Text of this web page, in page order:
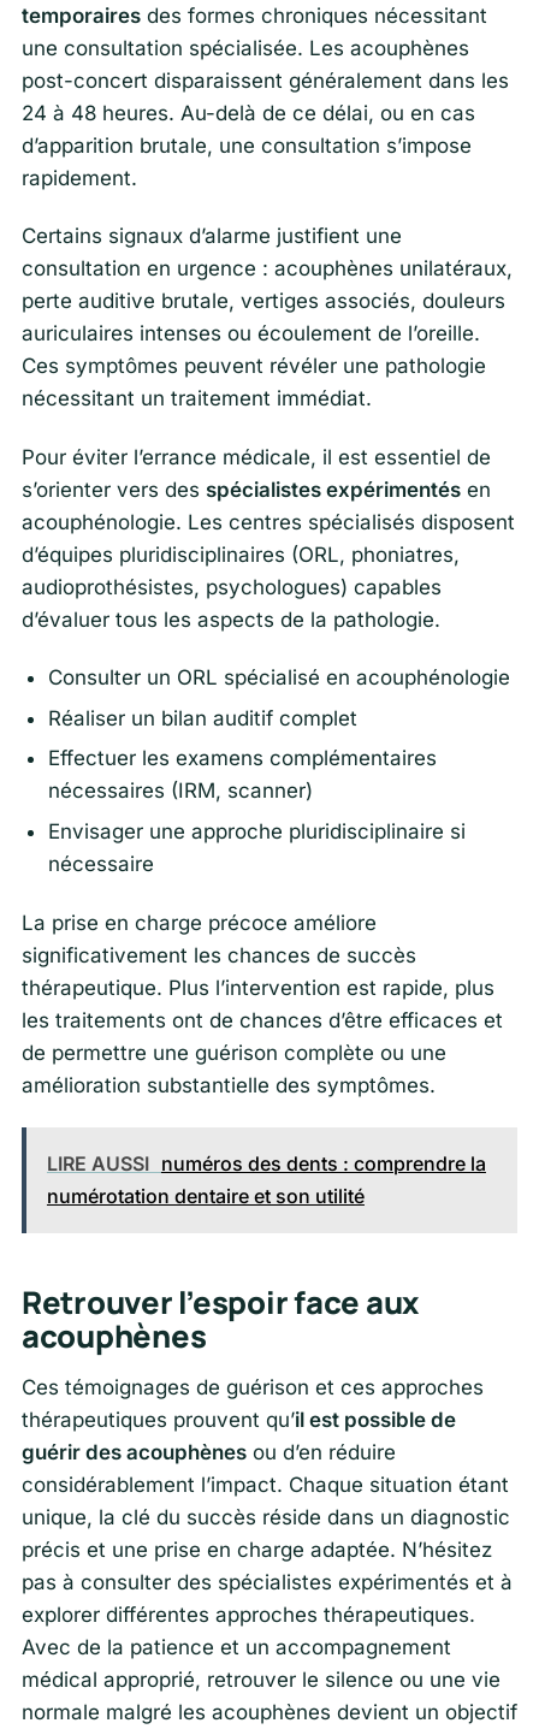
temporaires des formes chroniques nécessitant
une consultation spécialisée. Les acouphènes
post-concert disparaissent généralement dans les
24 à 48 heures. Au-delà de ce délai, ou en cas
d’apparition brutale, une consultation s’impose
rapidement.
Certains signaux d’alarme justifient une
consultation en urgence : acouphènes unilatéraux,
perte auditive brutale, vertiges associés, douleurs
auriculaires intenses ou écoulement de l’oreille.
Ces symptômes peuvent révéler une pathologie
nécessitant un traitement immédiat.
Pour éviter l’errance médicale, il est essentiel de
s’orienter vers des spécialistes expérimentés en
acouphénologie. Les centres spécialisés disposent
d’équipes pluridisciplinaires (ORL, phoniatres,
audioprothésistes, psychologues) capables
d’évaluer tous les aspects de la pathologie.
Consulter un ORL spécialisé en acouphénologie
Réaliser un bilan auditif complet
Effectuer les examens complémentaires
nécessaires (IRM, scanner)
Envisager une approche pluridisciplinaire si
nécessaire
La prise en charge précoce améliore
significativement les chances de succès
thérapeutique. Plus l’intervention est rapide, plus
les traitements ont de chances d’être efficaces et
de permettre une guérison complète ou une
amélioration substantielle des symptômes.
LIRE AUSSI numéros des dents : comprendre la
numérotation dentaire et son utilité
Retrouver l’espoir face aux
acouphènes
Ces témoignages de guérison et ces approches
thérapeutiques prouvent qu’il est possible de
guérir des acouphènes ou d’en réduire
considérablement l’impact. Chaque situation étant
unique, la clé du succès réside dans un diagnostic
précis et une prise en charge adaptée. N’hésitez
pas à consulter des spécialistes expérimentés et à
explorer différentes approches thérapeutiques.
Avec de la patience et un accompagnement
médical approprié, retrouver le silence ou une vie
normale malgré les acouphènes devient un objectif